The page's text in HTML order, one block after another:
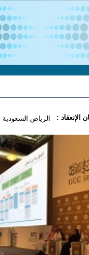
الإنعقاد : الرياض السعودية